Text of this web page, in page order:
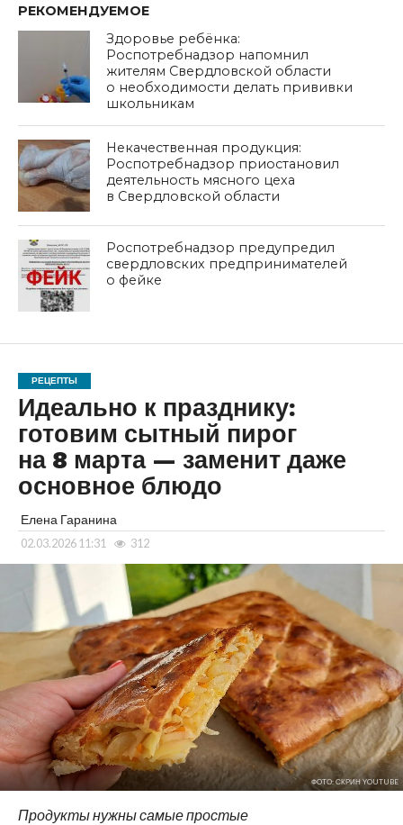
РЕКОМЕНДУЕМОЕ
Здоровье ребёнка:
Роспотребнадзор напомнил
жителям Свердловской области
о необходимости делать прививки
школьникам
Некачественная продукция:
Роспотребнадзор приостановил
деятельность мясного цеха
в Свердловской области
Роспотребнадзор предупредил
свердловских предпринимателей
о фейке
РЕЦЕПТЫ
Идеально к празднику:
готовим сытный пирог
на 8 марта — заменит даже
основное блюдо
Елена Гаранина
02.03.2026 11:31 312
ФОТО: СКРИН YOUTUBE
Продукты нужны самые простые